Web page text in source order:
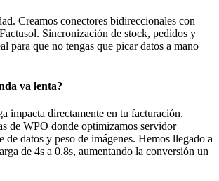
Creamos conectores bidireccionales con
Sincronización de stock, pedidos y
para que no tengas que picar datos a mano
va lenta?
impacta directamente en tu facturación.
de WPO donde optimizamos servidor
de datos y peso de imágenes. Hemos llegado a
de 4s a 0.8s, aumentando la conversión un